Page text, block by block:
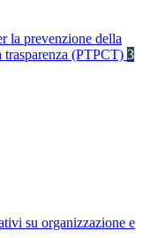
la prevenzione della
trasparenza (PTPCT) 3
su organizzazione e